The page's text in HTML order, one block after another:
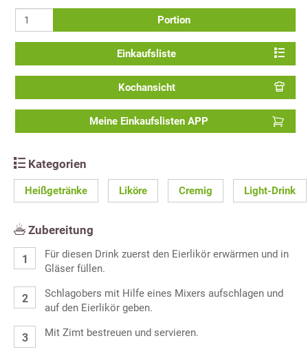
Portion
Einkaufsliste
Kochansicht
Meine Einkaufslisten APP
Kategorien
Heißgetränke Liköre Cremig Light-Drink
Zubereitung
Für diesen Drink zuerst den Eierlikör erwärmen und in
Gläser füllen.
Schlagobers mit Hilfe eines Mixers aufschlagen und
auf den Eierlikör geben.
Mit Zimt bestreuen und servieren.